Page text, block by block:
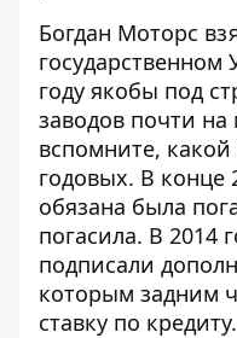
Богдан Моторс
государственном
году якобы под
заводов почти на
вспомните,
годовых. В конце
обязана была
погасила. В 2014
подписали
которым задним
ставку по кредиту.